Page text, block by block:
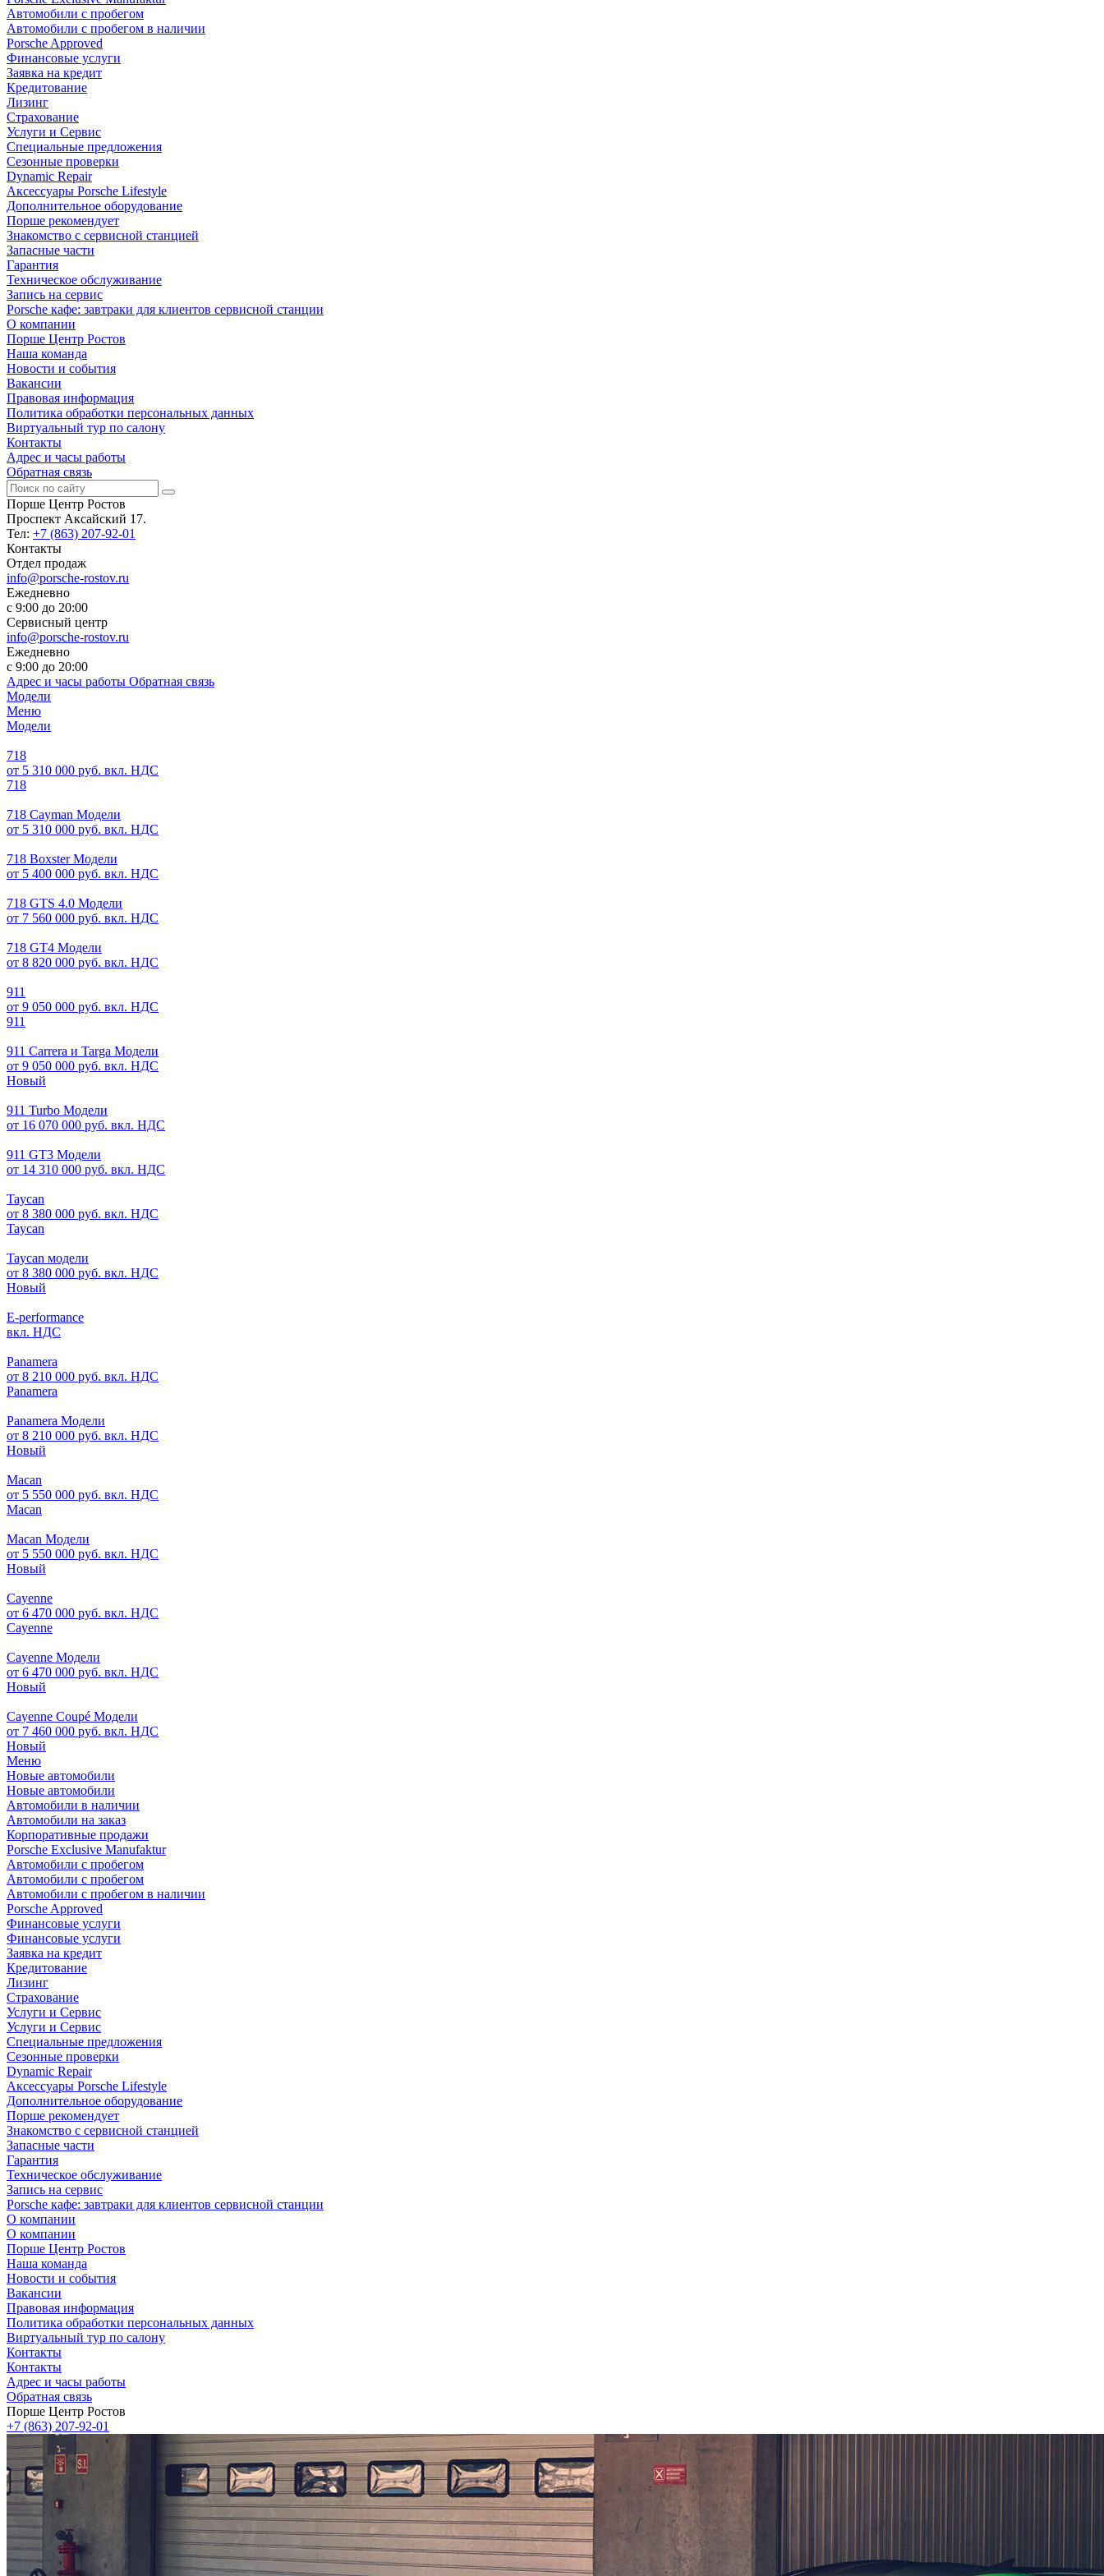
Автомобили с пробегом
Автомобили с пробегом в наличии
Porsche Approved
Финансовые услуги
Заявка на кредит
Кредитование
Лизинг
Страхование
Услуги и Сервис
Специальные предложения
Сезонные проверки
Dynamic Repair
Аксессуары Porsche Lifestyle
Дополнительное оборудование
Порше рекомендует
Знакомство с сервисной станцией
Запасные части
Гарантия
Техническое обслуживание
Запись на сервис
Porsche кафе: завтраки для клиентов сервисной станции
О компании
Порше Центр Ростов
Наша команда
Новости и события
Вакансии
Правовая информация
Политика обработки персональных данных
Виртуальный тур по салону
Контакты
Адрес и часы работы
Обратная связь
Порше Центр Ростов
Проспект Аксайский 17.
Тел: +7 (863) 207-92-01
Контакты
Отдел продаж
info@porsche-rostov.ru
Ежедневно
с 9:00 до 20:00
Сервисный центр
info@porsche-rostov.ru
Ежедневно
с 9:00 до 20:00
Адрес и часы работы Обратная связь
Модели
Меню
Модели
718
от 5 310 000 руб. вкл. НДС
718
718 Cayman Модели
от 5 310 000 руб. вкл. НДС
718 Boxster Модели
от 5 400 000 руб. вкл. НДС
718 GTS 4.0 Модели
от 7 560 000 руб. вкл. НДС
718 GT4 Модели
от 8 820 000 руб. вкл. НДС
911
от 9 050 000 руб. вкл. НДС
911
911 Carrera и Targa Модели
от 9 050 000 руб. вкл. НДС
Новый
911 Turbo Модели
от 16 070 000 руб. вкл. НДС
911 GT3 Модели
от 14 310 000 руб. вкл. НДС
Taycan
от 8 380 000 руб. вкл. НДС
Taycan
Taycan модели
от 8 380 000 руб. вкл. НДС
Новый
E-performance
вкл. НДС
Panamera
от 8 210 000 руб. вкл. НДС
Panamera
Panamera Модели
от 8 210 000 руб. вкл. НДС
Новый
Macan
от 5 550 000 руб. вкл. НДС
Macan
Macan Модели
от 5 550 000 руб. вкл. НДС
Новый
Cayenne
от 6 470 000 руб. вкл. НДС
Cayenne
Cayenne Модели
от 6 470 000 руб. вкл. НДС
Новый
Cayenne Coupé Модели
от 7 460 000 руб. вкл. НДС
Новый
Меню
Новые автомобили
Новые автомобили
Автомобили в наличии
Автомобили на заказ
Корпоративные продажи
Porsche Exclusive Manufaktur
Автомобили с пробегом
Автомобили с пробегом
Автомобили с пробегом в наличии
Porsche Approved
Финансовые услуги
Финансовые услуги
Заявка на кредит
Кредитование
Лизинг
Страхование
Услуги и Сервис
Услуги и Сервис
Специальные предложения
Сезонные проверки
Dynamic Repair
Аксессуары Porsche Lifestyle
Дополнительное оборудование
Порше рекомендует
Знакомство с сервисной станцией
Запасные части
Гарантия
Техническое обслуживание
Запись на сервис
Porsche кафе: завтраки для клиентов сервисной станции
О компании
О компании
Порше Центр Ростов
Наша команда
Новости и события
Вакансии
Правовая информация
Политика обработки персональных данных
Виртуальный тур по салону
Контакты
Контакты
Адрес и часы работы
Обратная связь
Порше Центр Ростов
+7 (863) 207-92-01